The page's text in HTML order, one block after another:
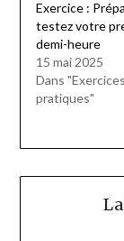
Exercice :
testez votre
demi-heure
15 mai 2025
Dans "Exercices
pratiques"